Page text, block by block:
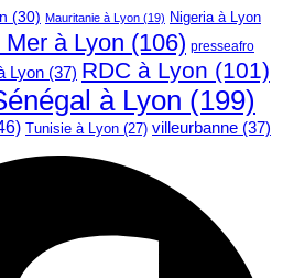
(30) Mauritanie à Lyon (19) Nigeria à Lyon
Mer à Lyon (106) presseafro
Lyon (37) RDC à Lyon (101)
à Lyon (199)
Tunisie à Lyon (27) villeurbanne (37)